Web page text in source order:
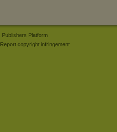
Publishers Platform
Report copyright infringement